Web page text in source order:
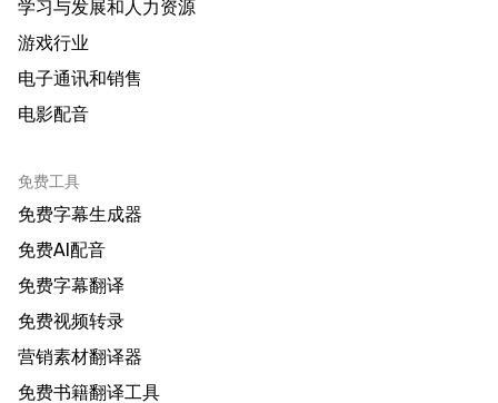
学习与发展和人力资源
游戏行业
电子通讯和销售
电影配音
免费工具
免费字幕生成器
免费AI配音
免费字幕翻译
免费视频转录
营销素材翻译器
免费书籍翻译工具